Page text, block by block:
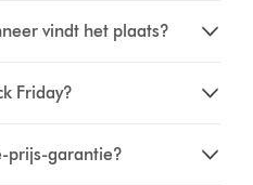
vindt het plaats?
Friday?
prijs-garantie?